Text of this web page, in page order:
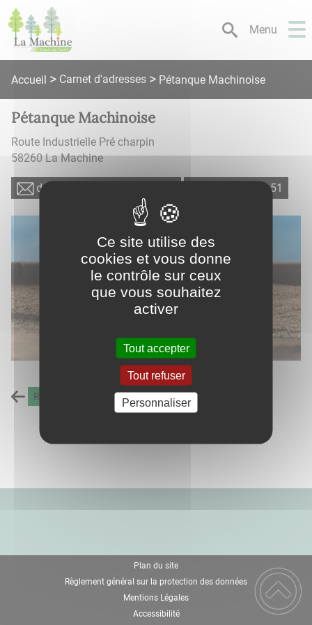
Lien
d'accès
rapide
menu
Lien
d'accès
rapide
contenu
principal
Lien
d'accès
rapide
recherche
Lien
d'accès
rapide
pied
de
Menu
Accueil Carnet d'adresses Pétanque Machinoise
Pétanque Machinoise
Route Industrielle Pré charpin
58260 La Machine
rf.egnaro@85reihcuob.divad 15 62 66 78 70
Retour à la liste des carnets d'adresses
Plan du site
Règlement général sur la protection des données
Mentions Légales
Accessibilité
Panneau de gestion des cookies
Ce site utilise des
cookies et vous donne
le contrôle sur ceux
que vous souhaitez
activer
Tout accepter
Tout refuser
Personnaliser